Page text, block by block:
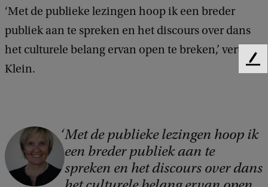
‘Met de publieke lezingen hoop ik een breder
publiek aan te spreken en het discours over dans
het culturele belang ervan open te breken,’ vertelt
Klein.
C
o
p
Met de publieke lezingen hoop ik
een breder publiek aan te
spreken en het discours over dans
F
a